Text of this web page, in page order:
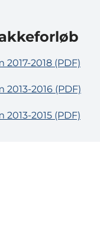
2018 (PDF)
2016 (PDF)
2015 (PDF)